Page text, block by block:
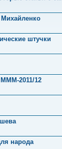
штучки
2011/12
народа